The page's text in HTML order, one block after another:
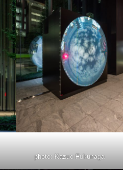
photo: Kazuo Fukunaga